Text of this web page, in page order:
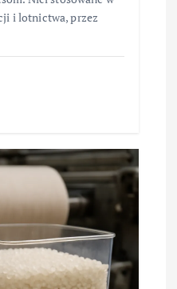
i lotnictwa, przez